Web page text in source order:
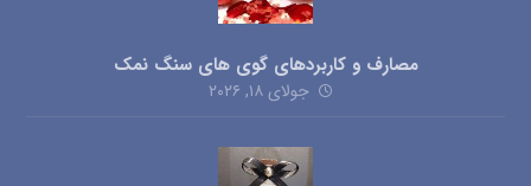
مصارف و کاربردهای گوی های سنگ نمک
جولای ۱۸, ۲۰۲۶